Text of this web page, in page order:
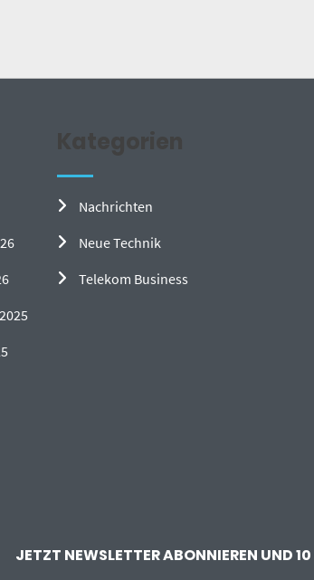
Kategorien
Nachrichten
Neue Technik
Telekom Business
JETZT NEWSLETTER ABONNIEREN UND